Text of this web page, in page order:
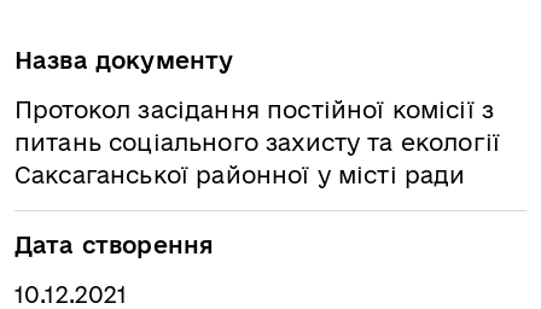
Назва документу
Протокол засідання постійної комісії з
питань соціального захисту та екології
Саксаганської районної у місті ради
Дата створення
10.12.2021